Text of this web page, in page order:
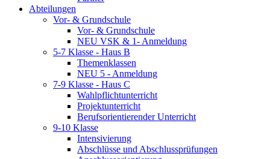
Abteilungen
Vor- & Grundschule
Vor- & Grundschule
NEU VSK & 1- Anmeldung
5-7 Klasse - Haus B
Themenklassen
NEU 5 - Anmeldung
7-9 Klasse - Haus C
Wahlpflichtunterricht
Projektunterricht
Berufsorientierender Unterricht
9-10 Klasse
Intensivierung
Abschlüsse und Abschlussprüfungen